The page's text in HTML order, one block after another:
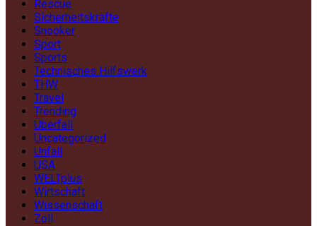
Rescue
Sicherheitskräfte
Snooker
Sport
Sports
Technisches Hilfswerk
THW
Travel
Trending
Überfall
Uncategorized
Unfall
USA
WELTplus
Wirtschaft
Wissenschaft
Zoll